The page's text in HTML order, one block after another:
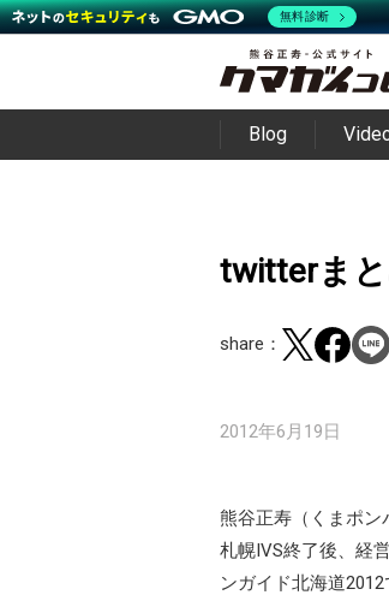
Blog
twitterま
share：
2012年6月19日
札幌IVS終了後、経
ンガイド北海道
無料診断